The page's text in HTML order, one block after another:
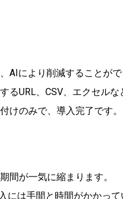
AIにより削減することがで
URL、CSV、エクセル
けのみで、導入完了です。
間が一気に縮まります。
は手間と時間がかかって